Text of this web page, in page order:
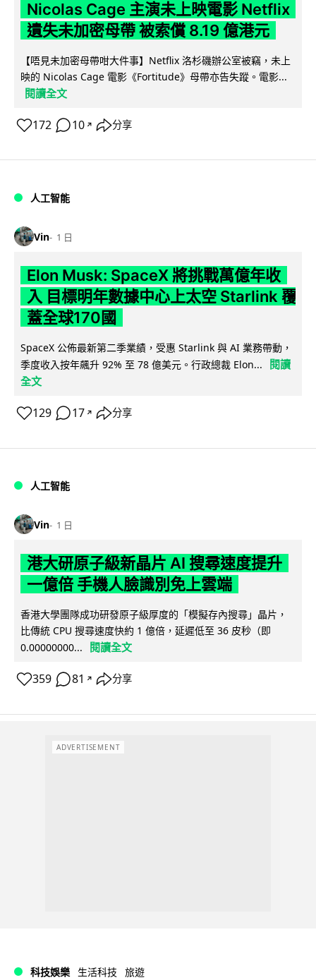
Nicolas Cage 主演未上映電影 Netflix
遺失未加密母帶 被索償 8.19 億港元
【唔見未加密母帶咁大件事】Netflix 洛杉磯辦公室被竊，未上
映的 Nicolas Cage 電影《Fortitude》母帶亦告失蹤。電影...
閱讀全文
172 10 ↗ 分享
人工智能
Vin 1 日
Elon Musk: SpaceX 將挑戰萬億年收
入 目標明年數據中心上太空 Starlink 覆
蓋全球170國
SpaceX 公佈最新第二季業績，受惠 Starlink 與 AI 業務帶動，
季度收入按年飆升 92% 至 78 億美元。行政總裁 Elon...
閱讀
全文
129 17 ↗ 分享
人工智能
Vin 1 日
港大研原子級新晶片 AI 搜尋速度提升
一億倍 手機人臉識別免上雲端
香港大學團隊成功研發原子級厚度的「模擬存內搜尋」晶片，
比傳統 CPU 搜尋速度快約 1 億倍，延遲低至 36 皮秒（即
0.00000000...
閱讀全文
359 81 ↗ 分享
ADVERTISEMENT
科技娛樂 生活科技 旅遊